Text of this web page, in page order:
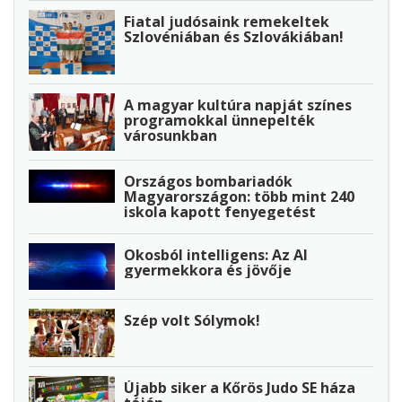
Fiatal judósaink remekeltek
Szlovéniában és Szlovákiában!
A magyar kultúra napját színes
programokkal ünnepelték
városunkban
Országos bombariadók
Magyarországon: több mint 240
iskola kapott fenyegetést
Okosból intelligens: Az AI
gyermekkora és jövője
Szép volt Sólymok!
Újabb siker a Kőrös Judo SE háza